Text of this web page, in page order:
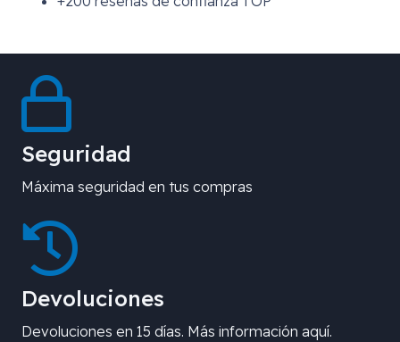
Seguridad
Máxima seguridad en tus compras
Devoluciones
Devoluciones en 15 días. Más información aquí.